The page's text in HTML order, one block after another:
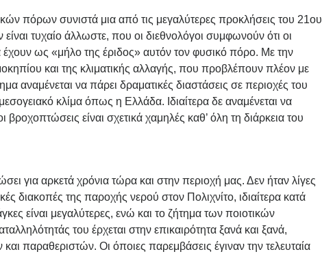
πόρων συνιστά μια από τις μεγαλύτερες προκλήσεις του 21ου
τυχαίο άλλωστε, που οι διεθνολόγοι συμφωνούν ότι οι
ως «μήλο της έριδος» αυτόν τον φυσικό πόρο. Με την
και της κλιματικής αλλαγής, που προβλέπουν πλέον με
αναμένεται να πάρει δραματικές διαστάσεις σε περιοχές του
κλίμα όπως η Ελλάδα. Ιδιαίτερα δε αναμένεται να
είναι σχετικά χαμηλές καθ’ όλη τη διάρκεια του
για αρκετά χρόνια τώρα και στην περιοχή μας. Δεν ήταν λίγες
διακοπές της παροχής νερού στον Πολιχνίτο, ιδιαίτερα κατά
είναι μεγαλύτερες, ενώ και το ζήτημα των ποιοτικών
του έρχεται στην επικαιρότητα ξανά και ξανά,
παραθεριστών. Οι όποιες παρεμβάσεις έγιναν την τελευταία